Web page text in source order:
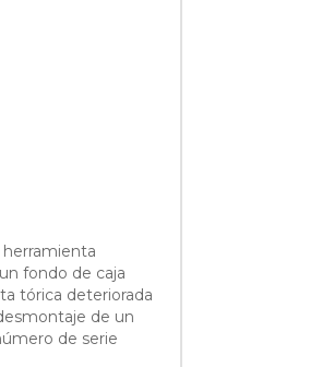
fondo de caja
tórica deteriorada
de un
de serie